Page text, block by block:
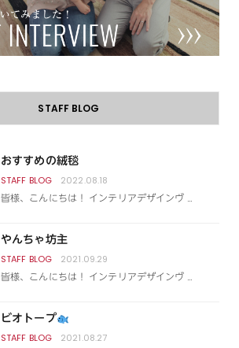
STAFF BLOG
おすすめの絨毯
2022.08.18
皆様、こんにちは！ インテリアデザインヴ …
やんちゃ坊主
2021.09.29
皆様、こんにちは！ インテリアデザインヴ …
ビオトープ
2021.08.27